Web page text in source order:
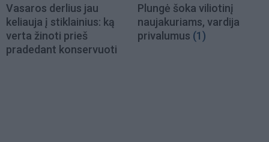
Vasaros derlius jau
keliauja į stiklainius: ką
verta žinoti prieš
pradedant konservuoti
Plungė šoka viliotinį
naujakuriams, vardija
privalumus (1)